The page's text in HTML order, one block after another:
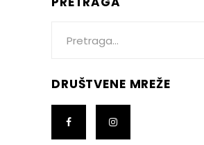
DRUŠTVENE MREŽE